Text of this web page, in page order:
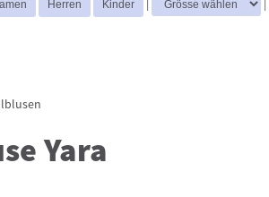
Dirndlblusen
& Blusen
Yara